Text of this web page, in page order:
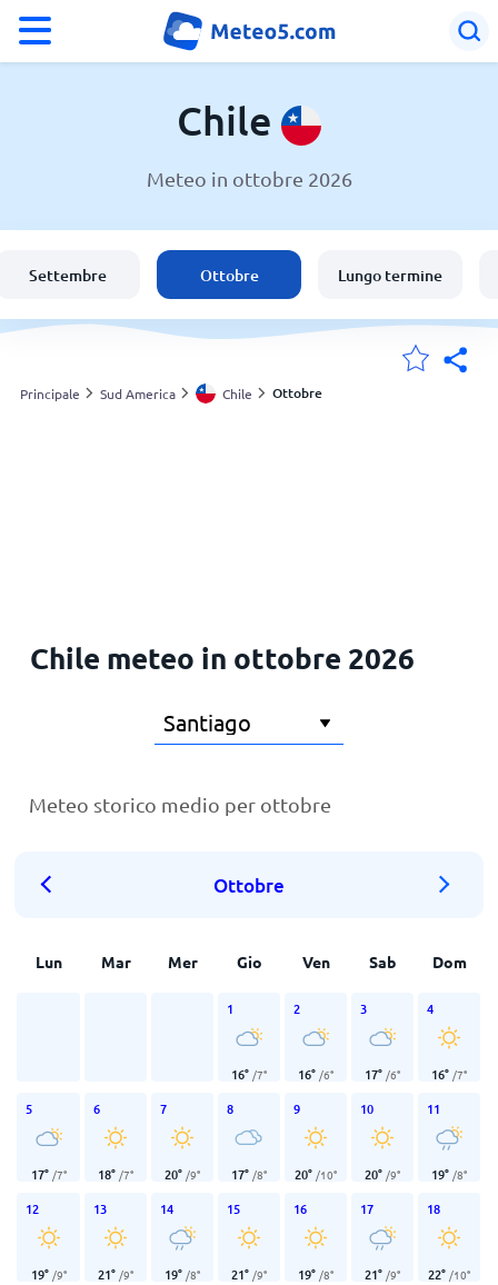
Italia
Svizzera
Chile
Meteo in ottobre 2026
Settembre Ottobre Lungo termine
Principale Sud America Chile Ottobre
Chile meteo in ottobre 2026
Meteo storico medio per ottobre
Ottobre
Lun Mar Mer Gio Ven Sab Dom
1
16° /7°
2
16° /6°
3
17° /6°
4
16° /7°
5
17° /7°
6
18° /7°
7
20° /9°
8
17° /8°
9
20° /10°
10
20° /9°
11
19° /8°
12
19° /9°
13
21° /9°
14
19° /8°
15
21° /9°
16
19° /8°
17
21° /9°
18
22° /10°